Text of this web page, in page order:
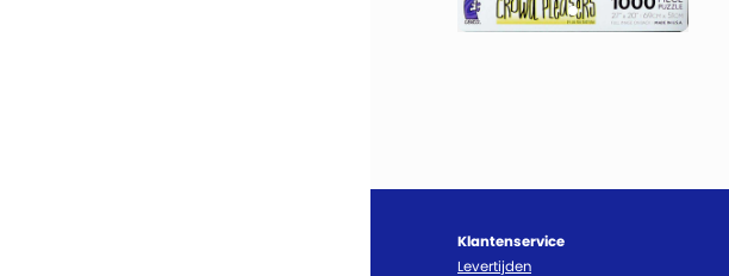
Klantenservice
Levertijden